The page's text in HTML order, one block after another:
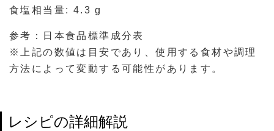
食塩相当量: 4.3 g
参考：日本食品標準成分表
※上記の数値は目安であり、使用する食材や調理
方法によって変動する可能性があります。
レシピの詳細解説